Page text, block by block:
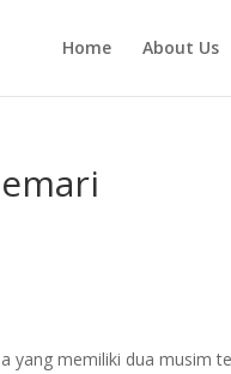
Home About Us
yang memiliki dua musim